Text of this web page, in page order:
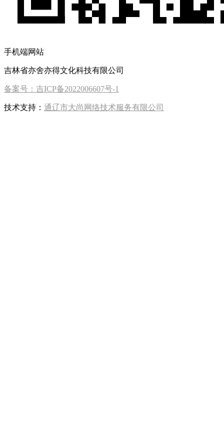
手机端网站
吉林省亦舍亦得文化科技有限公司
备案号：吉ICP备2022006607号-1
技术支持： 通辽市大尚网络技术服务有限公司